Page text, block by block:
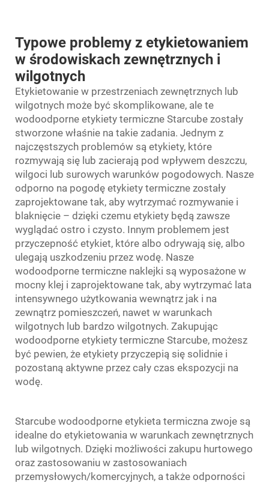
Typowe problemy z etykietowaniem
w środowiskach zewnętrznych i
wilgotnych
Etykietowanie w przestrzeniach zewnętrznych lub
wilgotnych może być skomplikowane, ale te
wodoodporne etykiety termiczne Starcube zostały
stworzone właśnie na takie zadania. Jednym z
najczęstszych problemów są etykiety, które
rozmywają się lub zacierają pod wpływem deszczu,
wilgoci lub surowych warunków pogodowych. Nasze
odporno na pogodę etykiety termiczne zostały
zaprojektowane tak, aby wytrzymać rozmywanie i
blaknięcie – dzięki czemu etykiety będą zawsze
wyglądać ostro i czysto. Innym problemem jest
przyczepność etykiet, które albo odrywają się, albo
ulegają uszkodzeniu przez wodę. Nasze
wodoodporne termiczne naklejki są wyposażone w
mocny klej i zaprojektowane tak, aby wytrzymać lata
intensywnego użytkowania wewnątrz jak i na
zewnątrz pomieszczeń, nawet w warunkach
wilgotnych lub bardzo wilgotnych. Zakupując
wodoodporne etykiety termiczne Starcube, możesz
być pewien, że etykiety przyczepią się solidnie i
pozostaną aktywne przez cały czas ekspozycji na
wodę.
Starcube wodoodporne etykieta termiczna zwoje są
idealne do etykietowania w warunkach zewnętrznych
lub wilgotnych. Dzięki możliwości zakupu hurtowego
oraz zastosowaniu w zastosowaniach
przemysłowych/komercyjnych, a także odporności